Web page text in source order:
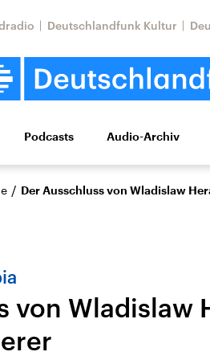
Deutschlandfunk Kultur
Wissen Kultur Europa
Podcasts Audio-Archiv
/ Der Ausschluss von Wladislaw
von Wladislaw